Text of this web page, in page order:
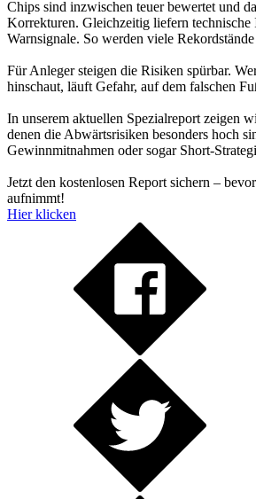
Chips sind inzwischen teuer bewertet und
Korrekturen. Gleichzeitig liefern technische
Warnsignale. So werden viele
Für Anleger steigen die Risiken spürbar.
hinschaut, läuft Gefahr, auf dem falschen
In unserem aktuellen Spezialreport zeigen
denen die Abwärtsrisiken besonders hoch
Gewinnmitnahmen oder sogar Short-
Jetzt den kostenlosen Report sichern –
aufnimmt!
Hier klicken